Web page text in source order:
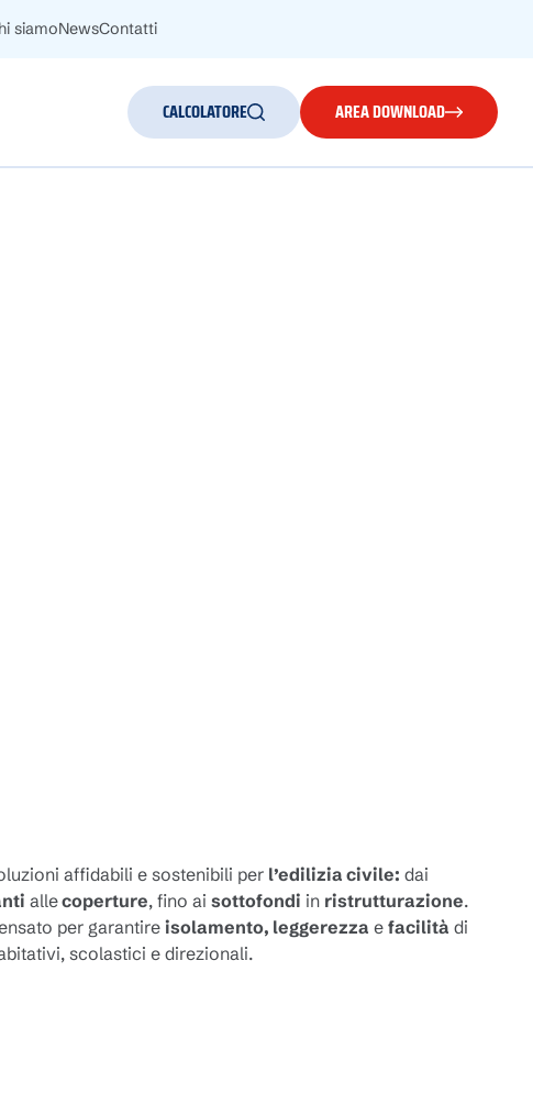
siamoNewsContatti
AREA DOWNLOAD
CALCOLATORE
affidabili e sostenibili per l’edilizia civile: dai
allecoperture, fino ai sottofondi in ristrutturazione.
per garantire isolamento, leggerezza e facilità di
scolastici e direzionali.